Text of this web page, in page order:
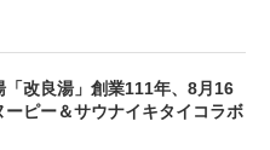
「改良湯」創業111年、8月16
ーピー＆サウナイキタイコラボ